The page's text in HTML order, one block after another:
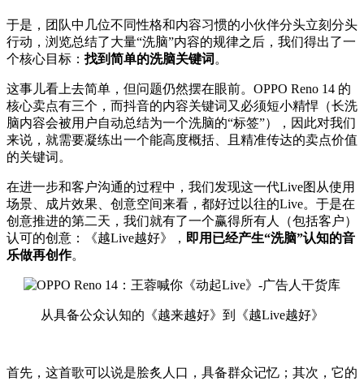
于是，团队中几位不同性格和内容习惯的小伙伴分头立刻分头
行动，浏览总结了大量“洗脑”内容的规律之后，我们得出了一
个核心目标： 找到简单的洗脑关键词 。
这事儿看上去简单，但问题仍然摆在眼前。OPPO Reno 14 的
核心卖点有三个，而抖音的内容关键词又必须短小精悍（长洗
脑内容会被用户自动总结为一个洗脑的“标签”），因此对我们
来说，就需要凝练出一个能高度概括、且精准传达的卖点价值
的关键词。
在进一步和客户沟通的过程中，我们发现这一代Live图从使用
场景、成片效果、创意空间来看，都好过以往的Live。于是在
创意推进的第二天，我们就有了一个赢得所有人（包括客户）
认可的创意：《越Live越好》， 即用已经产生“洗脑”认知的音
乐做再创作。
从具备公众认知的《越来越好》到《越Live越好》
首先，这首歌可以说是脍炙人口，具备群众记忆；其次，它的